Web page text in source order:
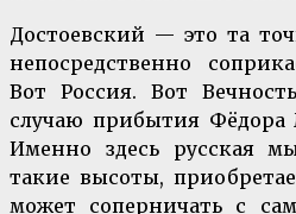
Достоевский — это та
непосредственно
Вот Россия. Вот
случаю прибытия Фёдора
Именно здесь русская
такие высоты,
может соперничать с